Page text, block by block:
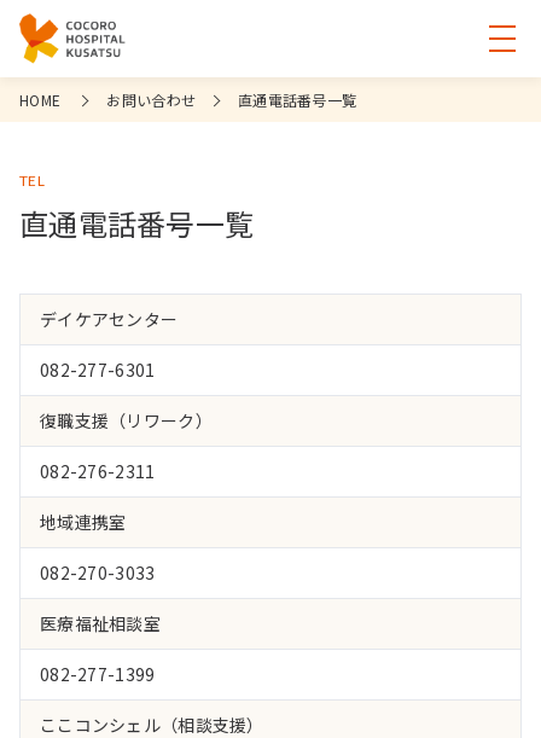
HOME お問い合わせ 直通電話番号一覧
TEL
直通電話番号一覧
デイケアセンター
082-277-6301
復職支援（リワーク）
082-276-2311
地域連携室
082-270-3033
医療福祉相談室
082-277-1399
ここコンシェル（相談支援）